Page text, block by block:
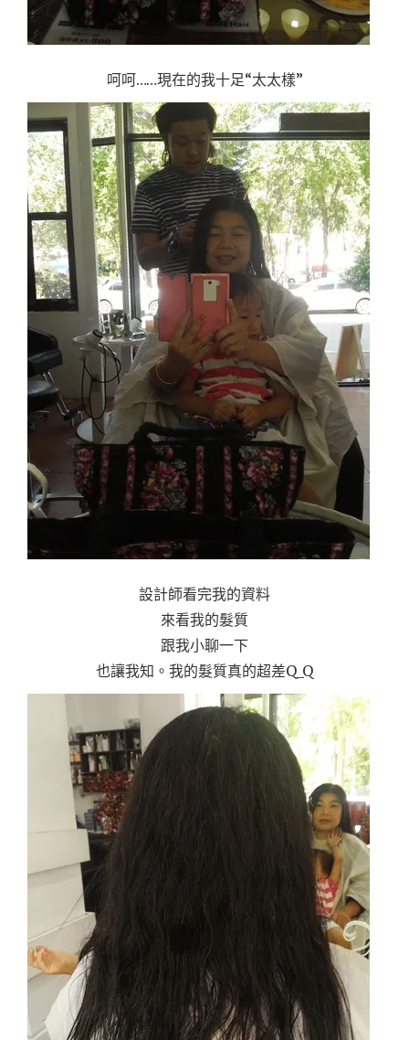
呵呵……現在的我十足“太太樣”
設計師看完我的資料
來看我的髮質
跟我小聊一下
也讓我知。我的髮質真的超差Q_Q